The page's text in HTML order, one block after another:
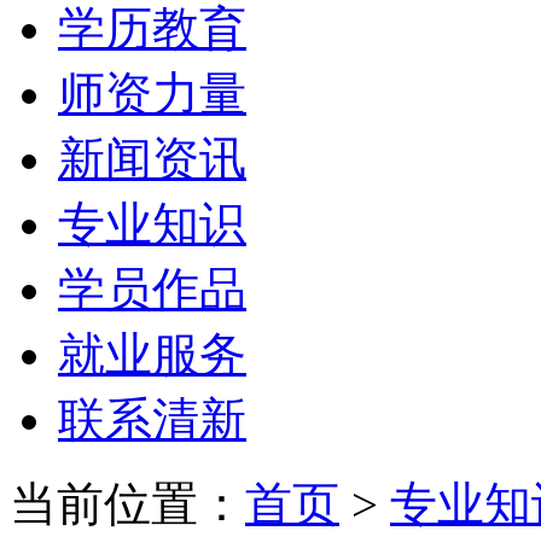
学历教育
师资力量
新闻资讯
专业知识
学员作品
就业服务
联系清新
当前位置： 首页 > 专业